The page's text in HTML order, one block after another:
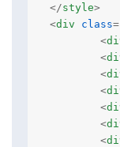
</style>
<div class=
<
<
<
<
<
<
<